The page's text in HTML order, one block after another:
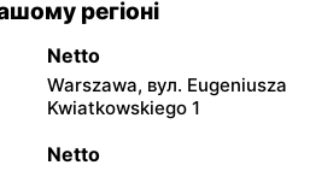
регіоні
Netto
Warszawa, вул. Eugeniusza
Kwiatkowskiego 1
Netto